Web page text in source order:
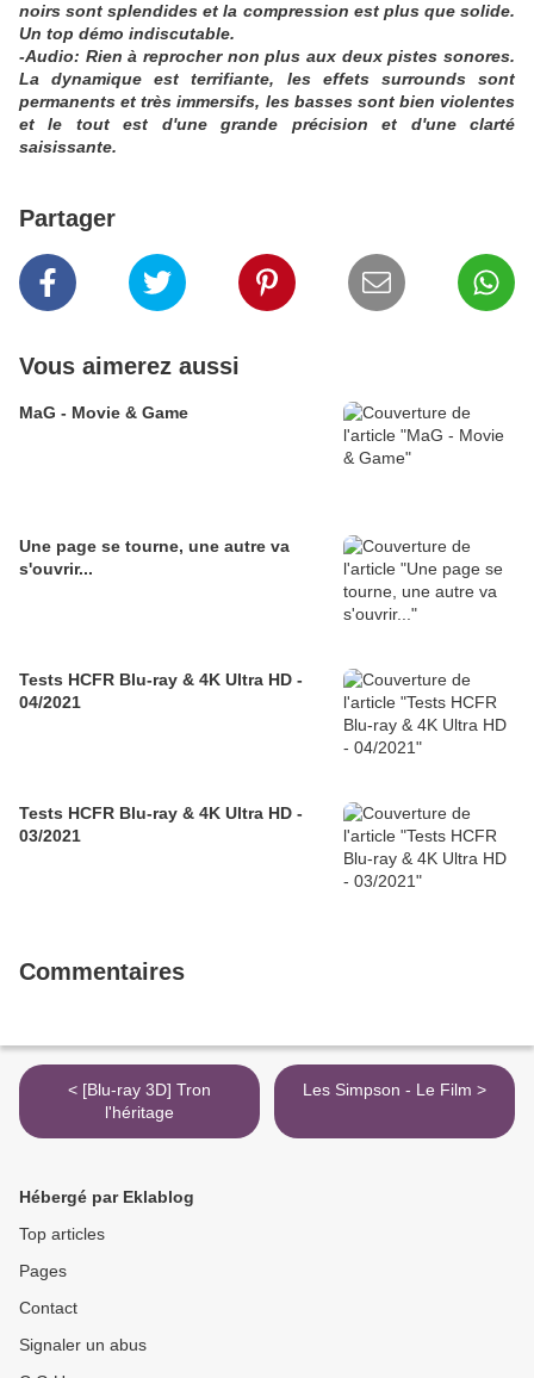
noirs sont splendides et la compression est plus que solide.
Un top démo indiscutable.
-Audio: Rien à reprocher non plus aux deux pistes sonores.
La dynamique est terrifiante, les effets surrounds sont
permanents et très immersifs, les basses sont bien violentes
et le tout est d'une grande précision et d'une clarté
saisissante.
Partager
Vous aimerez aussi
MaG - Movie & Game
Une page se tourne, une autre va
s'ouvrir...
Tests HCFR Blu-ray & 4K Ultra HD -
04/2021
Tests HCFR Blu-ray & 4K Ultra HD -
03/2021
Commentaires
< [Blu-ray 3D] Tron
l'héritage
Les Simpson - Le Film >
Hébergé par Eklablog
Top articles
Pages
Contact
Signaler un abus